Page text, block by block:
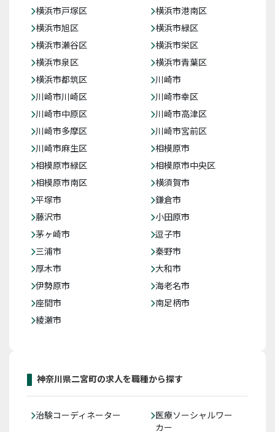
横浜市戸塚区
横浜市港南区
横浜市旭区
横浜市緑区
横浜市瀬谷区
横浜市栄区
横浜市泉区
横浜市青葉区
横浜市都筑区
川崎市
川崎市川崎区
川崎市幸区
川崎市中原区
川崎市高津区
川崎市多摩区
川崎市宮前区
川崎市麻生区
相模原市
相模原市緑区
相模原市中央区
相模原市南区
横須賀市
平塚市
鎌倉市
藤沢市
小田原市
茅ヶ崎市
逗子市
三浦市
秦野市
厚木市
大和市
伊勢原市
海老名市
座間市
南足柄市
綾瀬市
神奈川県二宮町の求人を職種から探す
治験コーディネーター
医療ソーシャルワー
カー